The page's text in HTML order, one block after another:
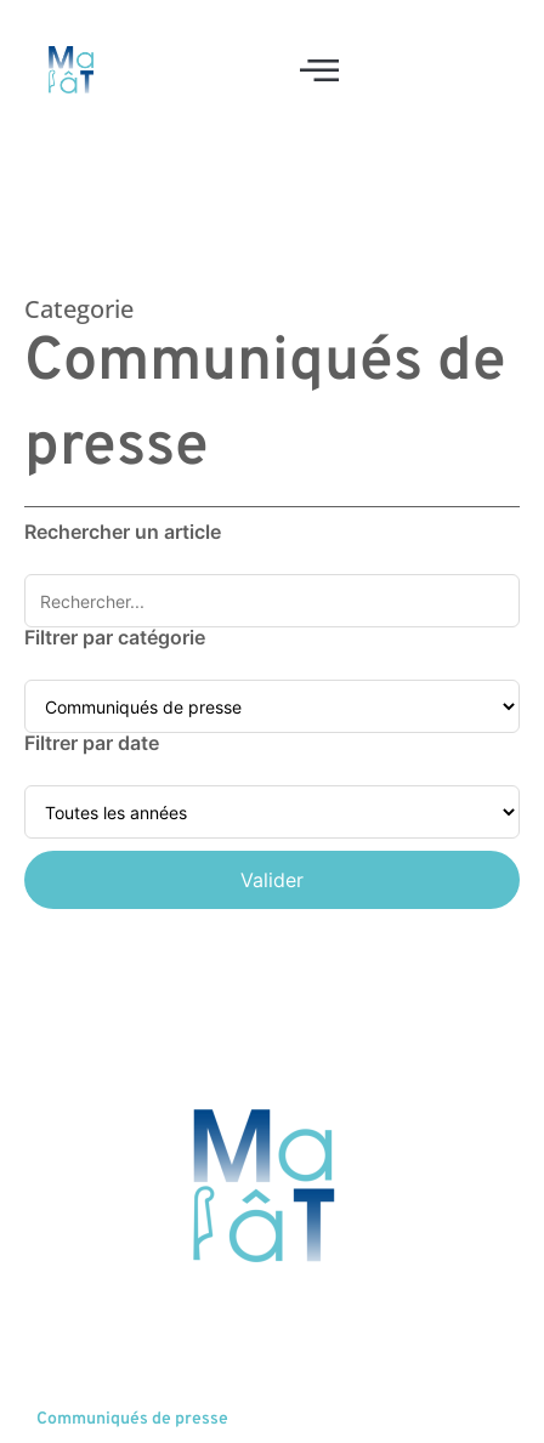
Categorie
Communiqués de
presse
Rechercher un article
Filtrer par catégorie
Filtrer par date
Valider
Communiqués de presse